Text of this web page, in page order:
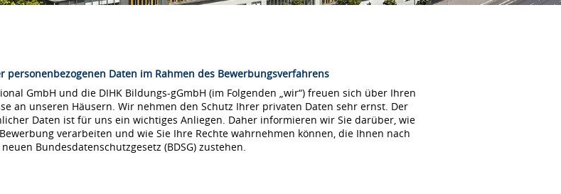
Daten im Rahmen des Bewerbungsverfahrens
GmbH und die DIHK Bildungs-gGmbH (im Folgenden „wir“) freuen sich über Ihren
an unseren Häusern. Wir nehmen den Schutz Ihrer privaten Daten sehr ernst. Der
Daten ist für uns ein wichtiges Anliegen. Daher informieren wir Sie darüber, wie
verarbeiten und wie Sie Ihre Rechte wahrnehmen können, die Ihnen nach
Bundesdatenschutzgesetz (BDSG) zustehen.